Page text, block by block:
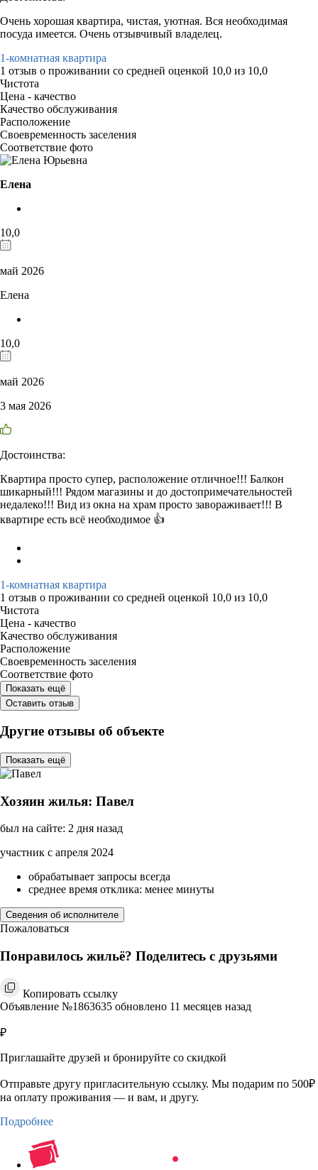
Очень хорошая квартира, чистая, уютная. Вся необходимая
посуда имеется. Очень отзывчивый владелец.
1-комнатная квартира
1 отзыв о проживании со средней оценкой 10,0 из 10,0
Чистота
Цена - качество
Качество обслуживания
Расположение
Своевременность заселения
Соответствие фото
Елена
10,0
май 2026
Елена
10,0
май 2026
3 мая 2026
Достоинства:
Квартира просто супер, расположение отличное!!! Балкон
шикарный!!! Рядом магазины и до достопримечательностей
недалеко!!! Вид из окна на храм просто завораживает!!! В
квартире есть всё необходимое 👍
1-комнатная квартира
1 отзыв о проживании со средней оценкой 10,0 из 10,0
Чистота
Цена - качество
Качество обслуживания
Расположение
Своевременность заселения
Соответствие фото
Показать ещё
Оставить отзыв
Другие отзывы об объекте
Показать ещё
Хозяин жилья: Павел
был на сайте: 2 дня назад
участник с апреля 2024
обрабатывает запросы всегда
среднее время отклика: менее минуты
Сведения об исполнителе
Пожаловаться
Понравилось жильё? Поделитесь с друзьями
Копировать ссылку
Объявление №1863635 обновлено 11 месяцев назад
₽
Приглашайте друзей и бронируйте со скидкой
Отправьте другу пригласительную ссылку. Мы подарим по 500₽
на оплату проживания — и вам, и другу.
Подробнее